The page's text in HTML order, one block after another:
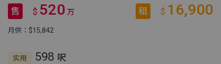
售 $ 520 万 租 $ 16,900
月供：$15,842
实用 598 呎